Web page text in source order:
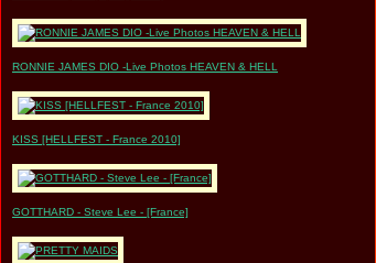
RONNIE JAMES DIO -Live Photos HEAVEN & HELL
KISS [HELLFEST - France 2010]
GOTTHARD - Steve Lee - [France]